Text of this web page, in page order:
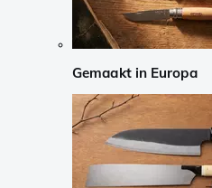
Gemaakt in Europa